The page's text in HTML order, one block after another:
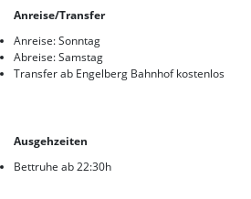
Anreise/Transfer
Anreise: Sonntag
Abreise: Samstag
Transfer ab Engelberg Bahnhof kostenlos
Ausgehzeiten
Bettruhe ab 22:30h